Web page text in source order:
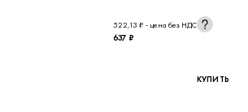
522,13 ₽ - цена без НДС
637 ₽
КУПИТЬ